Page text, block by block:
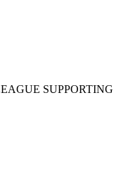
SUPPORTING